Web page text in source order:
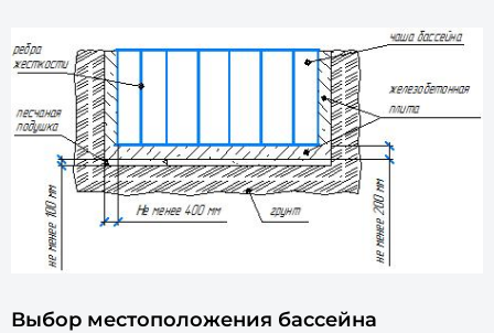
Выбор местоположения бассейна